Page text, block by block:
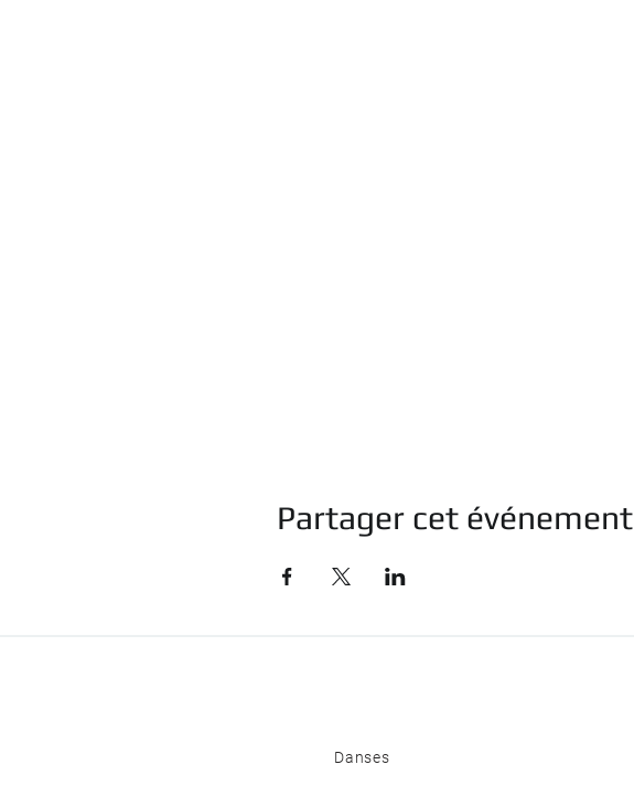
Partager cet événement
Danses